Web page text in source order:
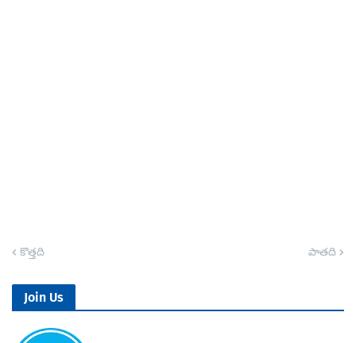
కొత్తది పాతది
Join Us